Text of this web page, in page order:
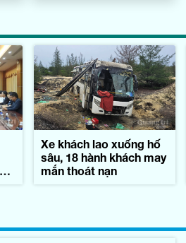
Xe khách lao xuống hố
sâu, 18 hành khách may
mắn thoát nạn